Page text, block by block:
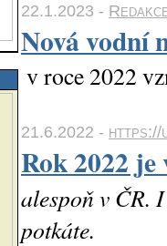
22.1.2023 -
Nová vodní
v roce 2022
21.6.2022 - https://
Rok 2022 je
alespoň v ČR.
potkáte.